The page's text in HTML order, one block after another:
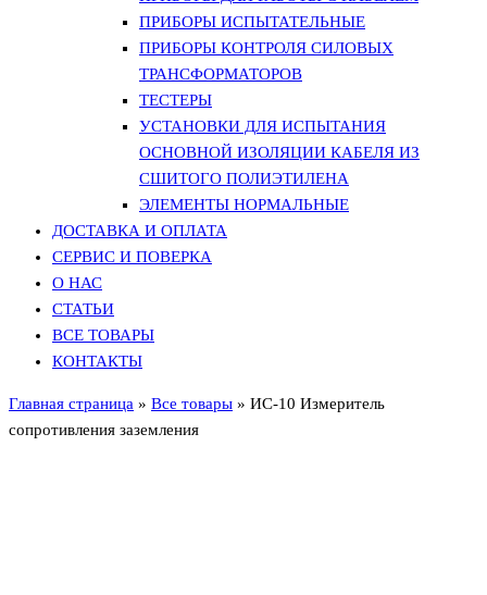
ПРИБОРЫ ИСПЫТАТЕЛЬНЫЕ
ПРИБОРЫ КОНТРОЛЯ СИЛОВЫХ
ТРАНСФОРМАТОРОВ
ТЕСТЕРЫ
УСТАНОВКИ ДЛЯ ИСПЫТАНИЯ
ОСНОВНОЙ ИЗОЛЯЦИИ КАБЕЛЯ ИЗ
СШИТОГО ПОЛИЭТИЛЕНА
ЭЛЕМЕНТЫ НОРМАЛЬНЫЕ
ДОСТАВКА И ОПЛАТА
СЕРВИС И ПОВЕРКА
О НАС
СТАТЬИ
ВСЕ ТОВАРЫ
КОНТАКТЫ
Главная страница » Все товары » ИС-10 Измеритель
сопротивления заземления